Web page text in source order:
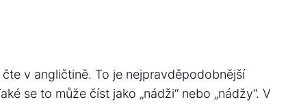
v angličtině. To je nejpravděpodobnější
se to může číst jako „nádži“ nebo „nádžy“. V